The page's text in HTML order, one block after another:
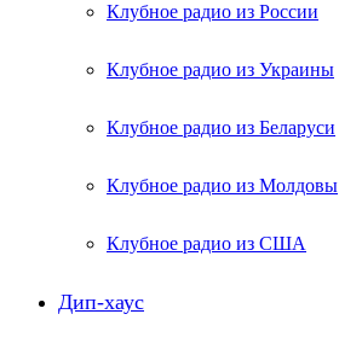
Клубное радио из России
Клубное радио из Украины
Клубное радио из Беларуси
Клубное радио из Молдовы
Клубное радио из США
Дип-хаус